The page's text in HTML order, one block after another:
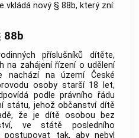
vkládá nový § 88b, který zní:
88b
příslušníků dítěte,
na zahájení řízení o udělení
nachází na území České
osoby starší 18 let,
podle právního řádu
státu, jehož občanství dítě
že je dítě osobou bez
ve státě posledního
postupovat tak, aby nebyl